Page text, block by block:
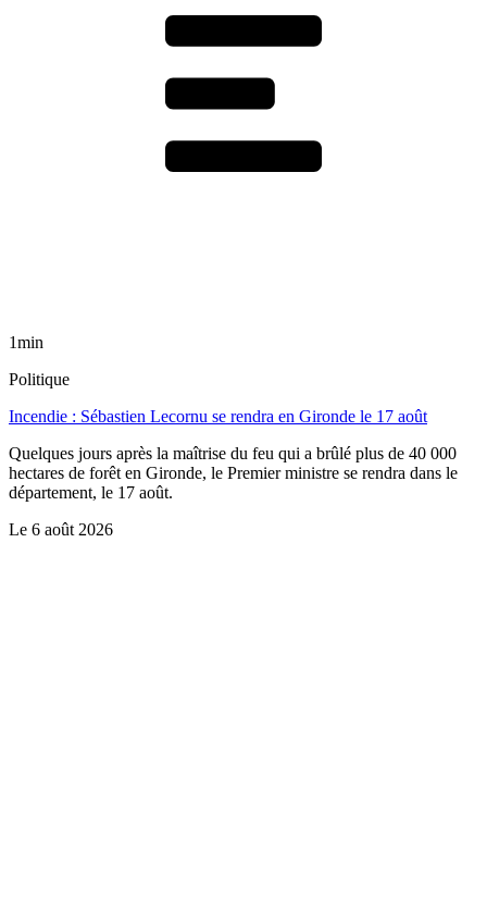
1min
Politique
Incendie : Sébastien Lecornu se rendra en Gironde le 17 août
Quelques jours après la maîtrise du feu qui a brûlé plus de 40 000
hectares de forêt en Gironde, le Premier ministre se rendra dans le
département, le 17 août.
Le 6 août 2026